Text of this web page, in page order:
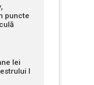
puncte
lei
I